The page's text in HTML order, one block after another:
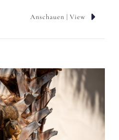
Anschauen | View